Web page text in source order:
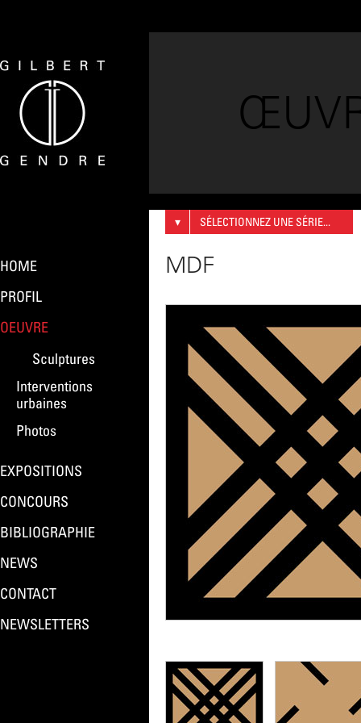
HOME
PROFIL
OEUVRE
Sculptures
Interventions
urbaines
Photos
EXPOSITIONS
CONCOURS
BIBLIOGRAPHIE
NEWS
CONTACT
NEWSLETTERS
▾ SÉLECTIONNEZ UNE SÉRIE...
MDF